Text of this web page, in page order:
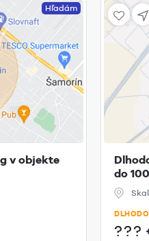
Hľadám
v objekte
do
???